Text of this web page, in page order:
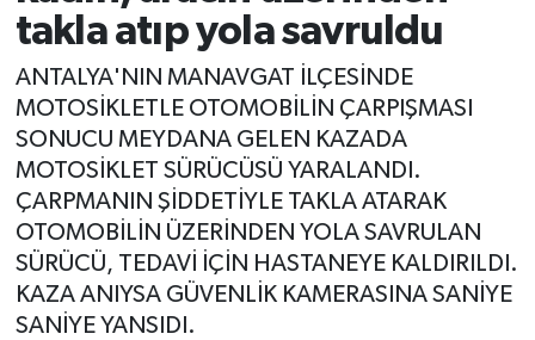
takla atıp yola savruldu
ANTALYA'NIN MANAVGAT İLÇESİNDE
MOTOSİKLETLE OTOMOBİLİN ÇARPIŞMASI
SONUCU MEYDANA GELEN KAZADA
MOTOSİKLET SÜRÜCÜSÜ YARALANDI.
ÇARPMANIN ŞİDDETİYLE TAKLA ATARAK
OTOMOBİLİN ÜZERİNDEN YOLA SAVRULAN
SÜRÜCÜ, TEDAVİ İÇİN HASTANEYE KALDIRILDI.
KAZA ANIYSA GÜVENLİK KAMERASINA SANİYE
SANİYE YANSIDI.